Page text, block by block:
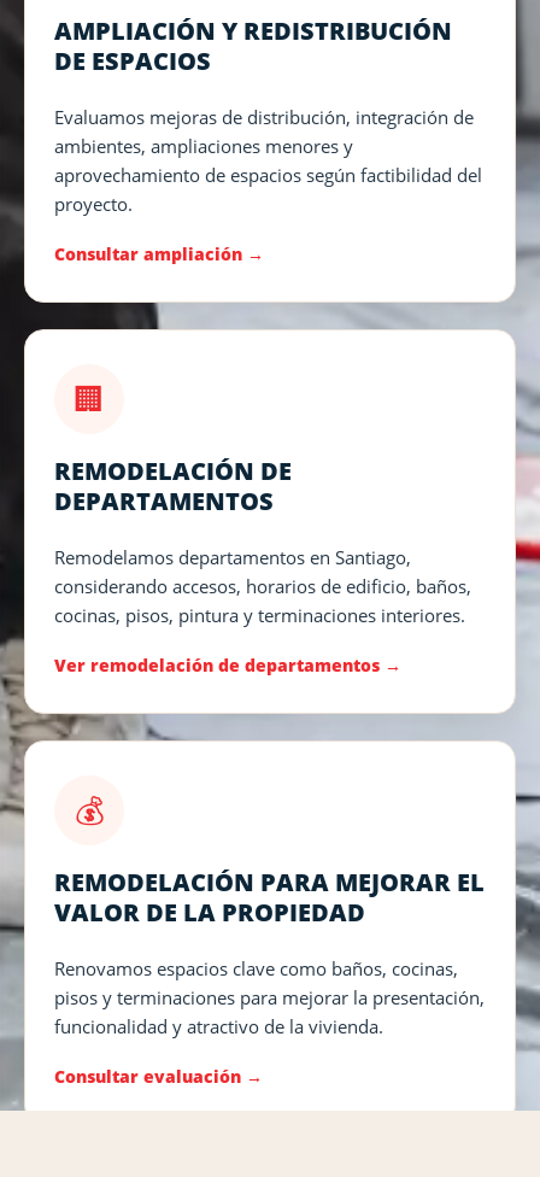
AMPLIACIÓN Y REDISTRIBUCIÓN
DE ESPACIOS
Evaluamos mejoras de distribución, integración de
ambientes, ampliaciones menores y
aprovechamiento de espacios según factibilidad del
proyecto.
Consultar ampliación
🏢
REMODELACIÓN DE
DEPARTAMENTOS
Remodelamos departamentos en Santiago,
considerando accesos, horarios de edificio, baños,
cocinas, pisos, pintura y terminaciones interiores.
Ver remodelación de departamentos
💰
REMODELACIÓN PARA MEJORAR EL
VALOR DE LA PROPIEDAD
Renovamos espacios clave como baños, cocinas,
pisos y terminaciones para mejorar la presentación,
funcionalidad y atractivo de la vivienda.
Consultar evaluación